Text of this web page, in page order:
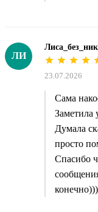
ЛИ
23.07.2026
Сама
Заметила
Думала
просто
Спасибо
конечно)))